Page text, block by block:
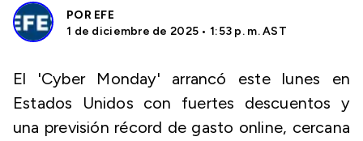
POR EFE
1 de diciembre de 2025 • 1:53 p. m. AST
El 'Cyber Monday' arrancó este lunes en
Estados Unidos con fuertes descuentos y
una previsión récord de gasto online, cercana